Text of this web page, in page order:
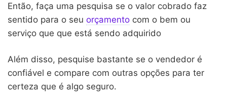
Então, faça uma pesquisa se o valor cobrado faz
sentido para o seu orçamento com o bem ou
serviço que que está sendo adquirido
Além disso, pesquise bastante se o vendedor é
confiável e compare com outras opções para ter
certeza que é algo seguro.